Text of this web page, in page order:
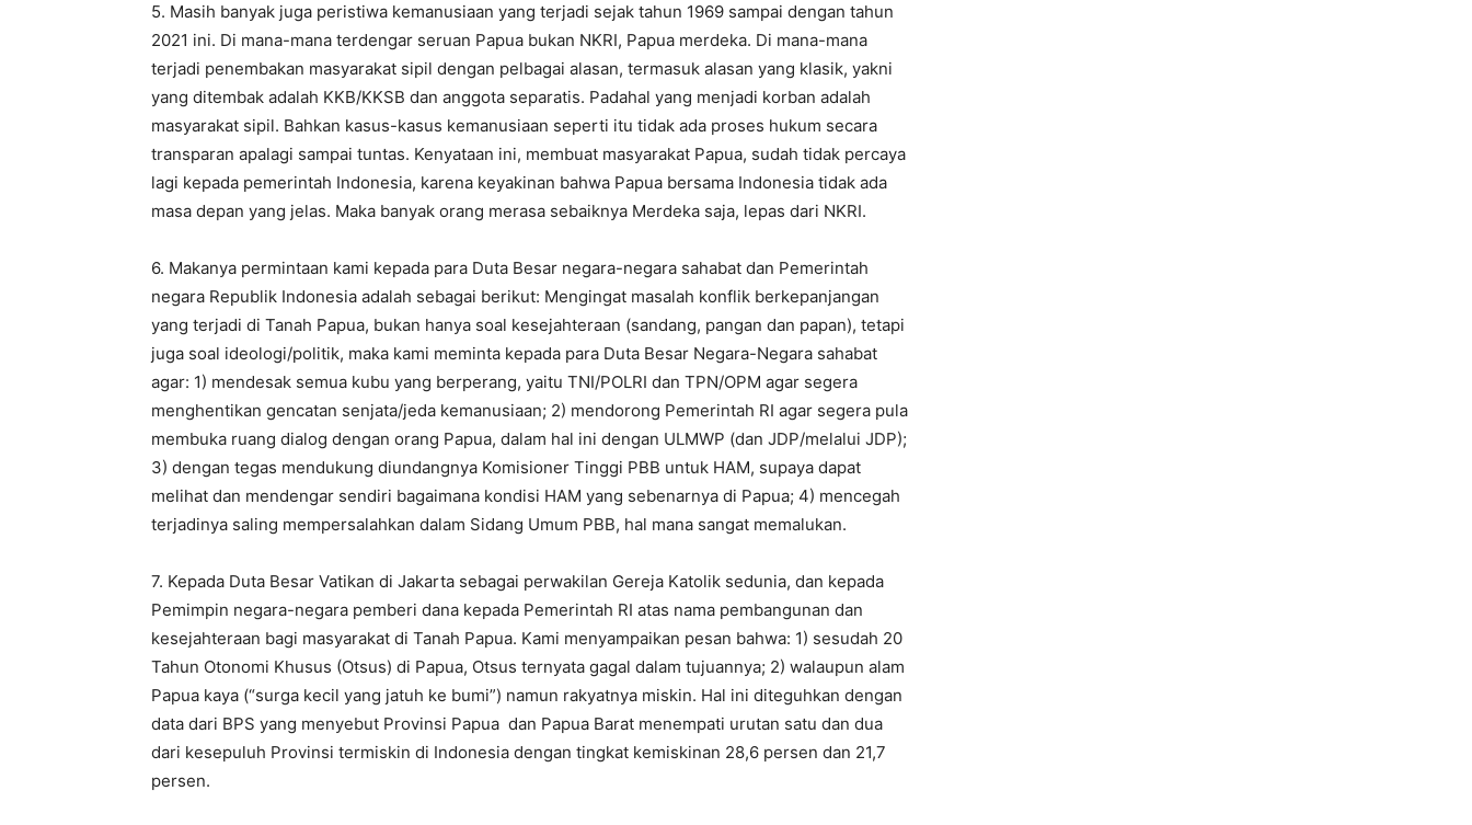
5. Masih banyak juga peristiwa kemanusiaan yang terjadi sejak tahun 1969 sampai dengan tahun
2021 ini. Di mana-mana terdengar seruan Papua bukan NKRI, Papua merdeka. Di mana-mana
terjadi penembakan masyarakat sipil dengan pelbagai alasan, termasuk alasan yang klasik, yakni
yang ditembak adalah KKB/KKSB dan anggota separatis. Padahal yang menjadi korban adalah
masyarakat sipil. Bahkan kasus-kasus kemanusiaan seperti itu tidak ada proses hukum secara
transparan apalagi sampai tuntas. Kenyataan ini, membuat masyarakat Papua, sudah tidak percaya
lagi kepada pemerintah Indonesia, karena keyakinan bahwa Papua bersama Indonesia tidak ada
masa depan yang jelas. Maka banyak orang merasa sebaiknya Merdeka saja, lepas dari NKRI.
6. Makanya permintaan kami kepada para Duta Besar negara-negara sahabat dan Pemerintah
negara Republik Indonesia adalah sebagai berikut: Mengingat masalah konflik berkepanjangan
yang terjadi di Tanah Papua, bukan hanya soal kesejahteraan (sandang, pangan dan papan), tetapi
juga soal ideologi/politik, maka kami meminta kepada para Duta Besar Negara-Negara sahabat
agar: 1) mendesak semua kubu yang berperang, yaitu TNI/POLRI dan TPN/OPM agar segera
menghentikan gencatan senjata/jeda kemanusiaan; 2) mendorong Pemerintah RI agar segera pula
membuka ruang dialog dengan orang Papua, dalam hal ini dengan ULMWP (dan JDP/melalui JDP);
3) dengan tegas mendukung diundangnya Komisioner Tinggi PBB untuk HAM, supaya dapat
melihat dan mendengar sendiri bagaimana kondisi HAM yang sebenarnya di Papua; 4) mencegah
terjadinya saling mempersalahkan dalam Sidang Umum PBB, hal mana sangat memalukan.
7. Kepada Duta Besar Vatikan di Jakarta sebagai perwakilan Gereja Katolik sedunia, dan kepada
Pemimpin negara-negara pemberi dana kepada Pemerintah RI atas nama pembangunan dan
kesejahteraan bagi masyarakat di Tanah Papua. Kami menyampaikan pesan bahwa: 1) sesudah 20
Tahun Otonomi Khusus (Otsus) di Papua, Otsus ternyata gagal dalam tujuannya; 2) walaupun alam
Papua kaya (“surga kecil yang jatuh ke bumi”) namun rakyatnya miskin. Hal ini diteguhkan dengan
data dari BPS yang menyebut Provinsi Papua dan Papua Barat menempati urutan satu dan dua
dari kesepuluh Provinsi termiskin di Indonesia dengan tingkat kemiskinan 28,6 persen dan 21,7
persen.